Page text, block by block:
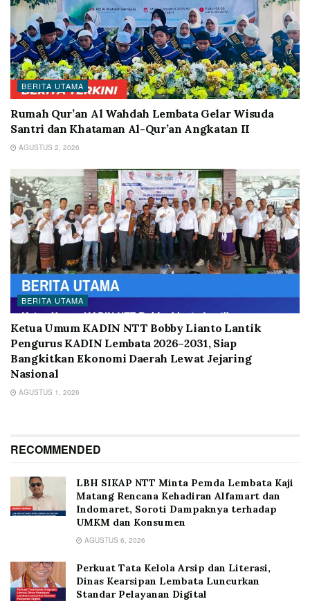
BERITA UTAMA
Rumah Qur’an Al Wahdah Lembata Gelar Wisuda
Santri dan Khataman Al-Qur’an Angkatan II
AGUSTUS 2, 2026
BERITA UTAMA
Ketua Umum KADIN NTT Bobby Lianto Lantik
Pengurus KADIN Lembata 2026–2031, Siap
Bangkitkan Ekonomi Daerah Lewat Jejaring
Nasional
AGUSTUS 1, 2026
RECOMMENDED
LBH SIKAP NTT Minta Pemda Lembata Kaji
Matang Rencana Kehadiran Alfamart dan
Indomaret, Soroti Dampaknya terhadap
UMKM dan Konsumen
AGUSTUS 6, 2026
Perkuat Tata Kelola Arsip dan Literasi,
Dinas Kearsipan Lembata Luncurkan
Standar Pelayanan Digital